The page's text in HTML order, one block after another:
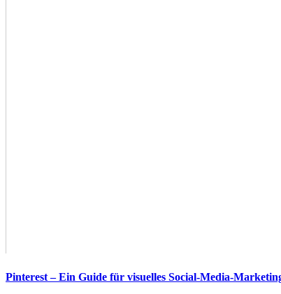
Pinterest – Ein Guide für visuelles Social-Media-